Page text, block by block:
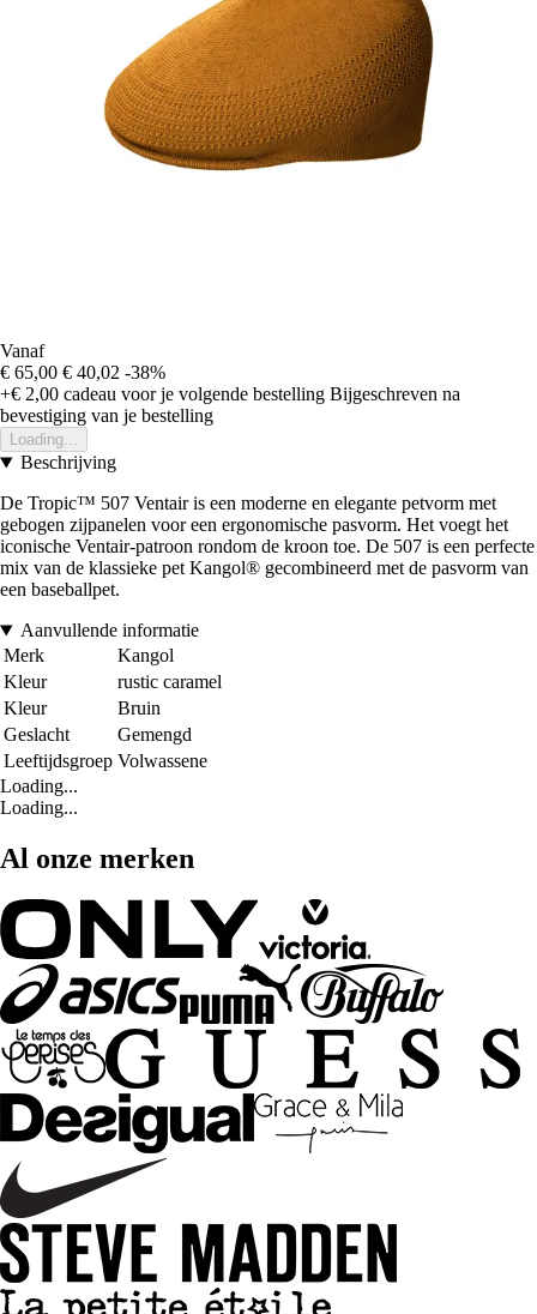
Vanaf
€ 65,00 € 40,02 -38%
+€ 2,00 cadeau voor je volgende bestelling Bijgeschreven na
bevestiging van je bestelling
Loading...
Beschrijving
De Tropic™ 507 Ventair is een moderne en elegante petvorm met
gebogen zijpanelen voor een ergonomische pasvorm. Het voegt het
iconische Ventair-patroon rondom de kroon toe. De 507 is een perfecte
mix van de klassieke pet Kangol® gecombineerd met de pasvorm van
een baseballpet.
Aanvullende informatie
Merk
Kangol
Kleur
rustic caramel
Kleur
Bruin
Geslacht
Gemengd
Leeftijdsgroep Volwassene
Loading...
Loading...
Al onze merken